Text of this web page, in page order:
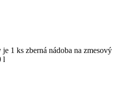
1 ks zberná nádoba na zmesový
l